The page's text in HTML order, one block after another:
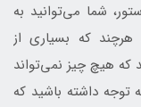
شما می‌توانید به
که بسیاری از
که هیچ چیز نمی‌تواند
توجه داشته باشید که